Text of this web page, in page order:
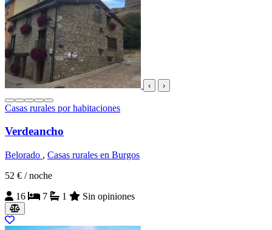
‹ ›
Casas rurales por habitaciones
Verdeancho
Belorado , Casas rurales en Burgos
52 € / noche
16
7 1 Sin opiniones